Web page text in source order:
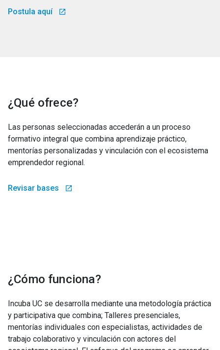
Postula aquí launch
¿Qué ofrece?
Las personas seleccionadas accederán a un proceso
formativo integral que combina aprendizaje práctico,
mentorías personalizadas y vinculación con el ecosistema
emprendedor regional.
Revisar bases launch
¿Cómo funciona?
Incuba UC se desarrolla mediante una metodología práctica
y participativa que combina; Talleres presenciales,
mentorías individuales con especialistas, actividades de
trabajo colaborativo y vinculación con actores del